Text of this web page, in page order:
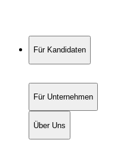
Für Kandidaten
Für Unternehmen
Über Uns